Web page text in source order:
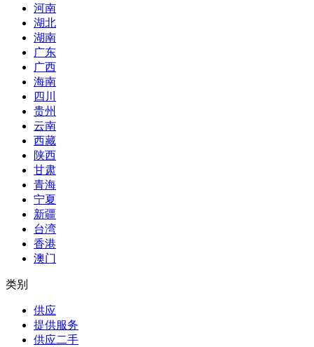
河南
湖北
湖南
广东
广西
海南
四川
贵州
云南
西藏
陕西
甘肃
青海
宁夏
新疆
台湾
香港
澳门
类别
供应
提供服务
供应二手